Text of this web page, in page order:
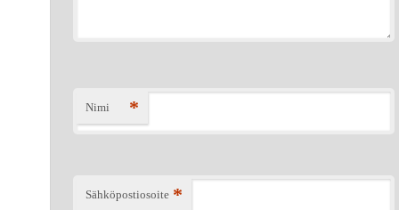
Nimi *
Sähköpostiosoite *